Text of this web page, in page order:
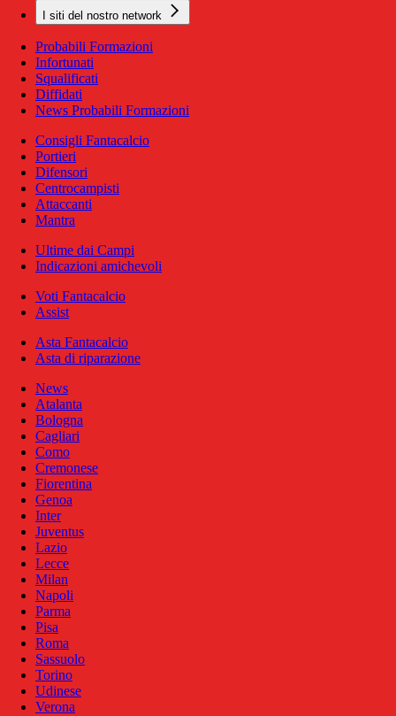
I siti del nostro network
Probabili Formazioni
Infortunati
Squalificati
Diffidati
News Probabili Formazioni
Consigli Fantacalcio
Portieri
Difensori
Centrocampisti
Attaccanti
Mantra
Ultime dai Campi
Indicazioni amichevoli
Voti Fantacalcio
Assist
Asta Fantacalcio
Asta di riparazione
News
Atalanta
Bologna
Cagliari
Como
Cremonese
Fiorentina
Genoa
Inter
Juventus
Lazio
Lecce
Milan
Napoli
Parma
Pisa
Roma
Sassuolo
Torino
Udinese
Verona